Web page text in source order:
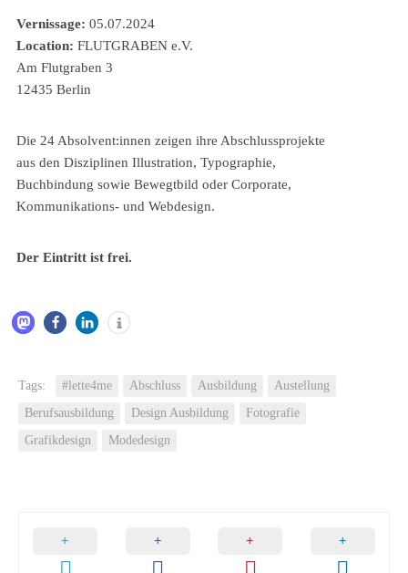
Vernissage: 05.07.2024
Location: FLUTGRABEN e.V.
Am Flutgraben 3
12435 Berlin
Die 24 Absolvent:innen zeigen ihre Abschlussprojekte
aus den Disziplinen Illustration, Typographie,
Buchbindung sowie Bewegtbild oder Corporate,
Kommunikations- und Webdesign.
Der Eintritt ist frei.
Tags: #lette4me Abschluss Ausbildung
Austellung
Berufsausbildung
Design Ausbildung
Fotografie
Grafikdesign
Modedesign